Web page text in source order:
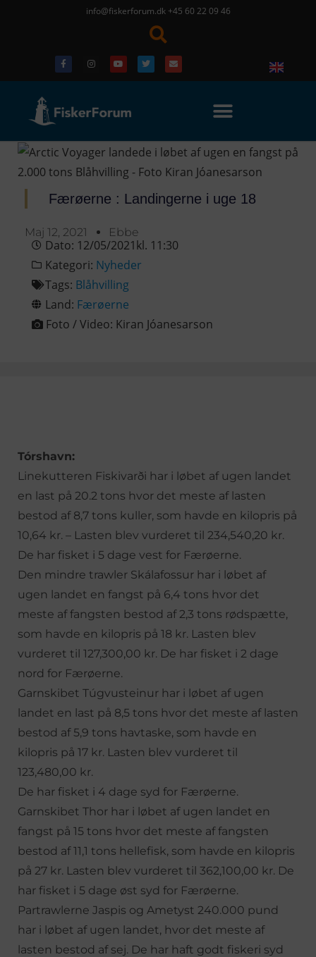
info@fiskerforum.dk +45 60 22 09 46
Færøerne : Landingerne i uge 18
Maj 12, 2021 Ebbe
Dato: 12/05/2021kl. 11:30
Kategori: Nyheder
Tags: Blåhvilling
Land: Færøerne
Foto / Video: Kiran Jóanesarson
Tórshavn:
Linekutteren Fiskivarði har i løbet af ugen landet
en last på 20.2 tons hvor det meste af lasten
bestod af 8,7 tons kuller, som havde en kilopris på
10,64 kr. – Lasten blev vurderet til 234,540,20 kr.
De har fisket i 5 dage vest for Færøerne.
Den mindre trawler Skálafossur har i løbet af
ugen landet en fangst på 6,4 tons hvor det
meste af fangsten bestod af 2,3 tons rødspætte,
som havde en kilopris på 18 kr. Lasten blev
vurderet til 127,300,00 kr. De har fisket i 2 dage
nord for Færøerne.
Garnskibet Túgvusteinur har i løbet af ugen
landet en last på 8,5 tons hvor det meste af lasten
bestod af 5,9 tons havtaske, som havde en
kilopris på 17 kr. Lasten blev vurderet til
123,480,00 kr.
De har fisket i 4 dage syd for Færøerne.
Garnskibet Thor har i løbet af ugen landet en
fangst på 15 tons hvor det meste af fangsten
bestod af 11,1 tons hellefisk, som havde en kilopris
på 27 kr. Lasten blev vurderet til 362,100,00 kr. De
har fisket i 5 dage øst syd for Færøerne.
Partrawlerne Jaspis og Ametyst 240.000 pund
har i løbet af ugen landet, hvor det meste af
lasten bestod af sej. De har haft godt fiskeri syd